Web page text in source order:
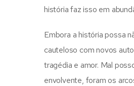
história faz isso em
Embora a história possa
cauteloso com novos
tragédia e amor. Mal
envolvente, foram os